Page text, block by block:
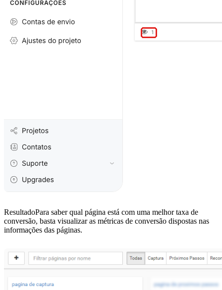
ResultadoPara saber qual página está com uma melhor taxa de
conversão, basta visualizar as métricas de conversão dispostas nas
informações das páginas.